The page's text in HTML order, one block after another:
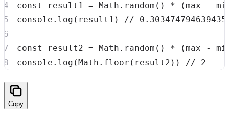
const result1 = Math . random ( ) * (max -
console . log ( result1 ) //
const result2 = Math . random ( ) * (max -
console . log (Math . floor ( result2 ) ) // 2
Copy